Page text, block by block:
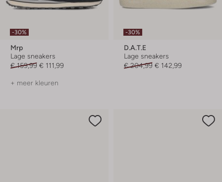
-30%
Mrp
Lage sneakers
€ 159,99 € 111,99
+ meer kleuren
-30%
D.a.t.e
Lage sneakers
€ 204,99 € 142,99